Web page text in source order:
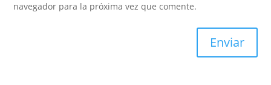
navegador para la próxima vez que comente.